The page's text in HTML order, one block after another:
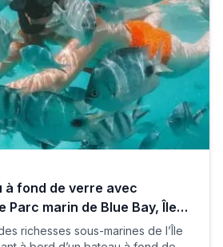
à fond de verre avec
Parc marin de Blue Bay, Île
richesses sous-marines de l’Île